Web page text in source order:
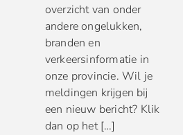
overzicht van onder
andere ongelukken,
branden en
verkeersinformatie in
onze provincie. Wil je
meldingen krijgen bij
een nieuw bericht? Klik
dan op het […]